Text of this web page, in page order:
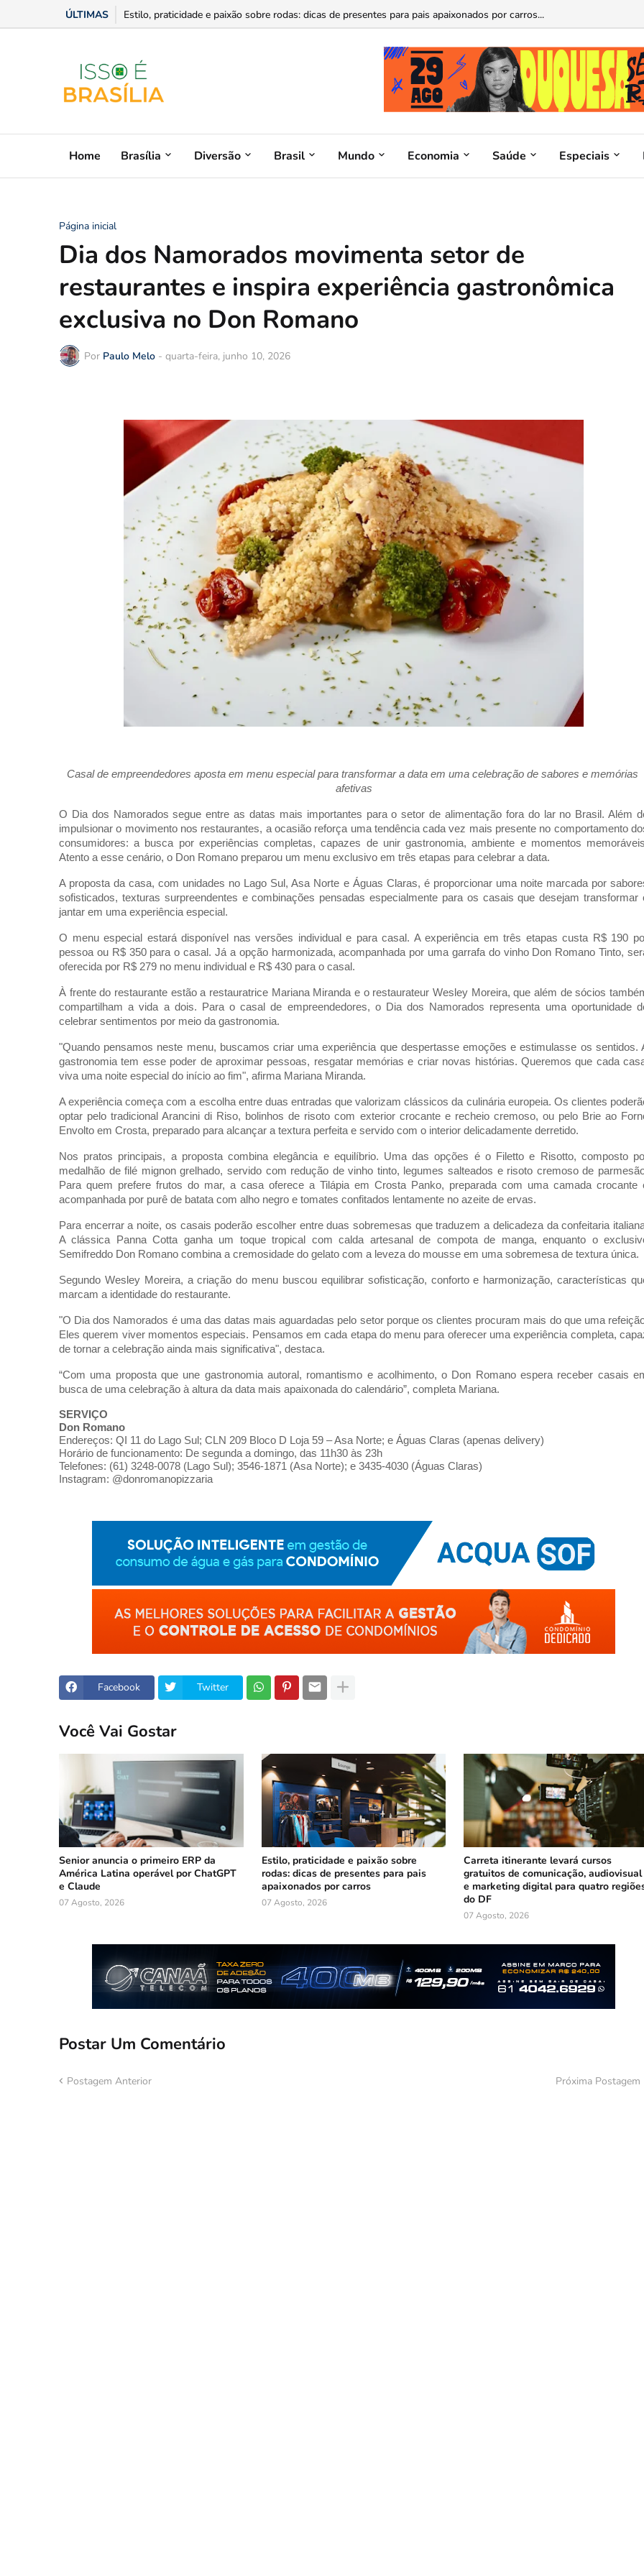
ÚLTIMAS Estilo, praticidade e paixão sobre rodas: dicas de presentes para pais apaixonados por carros...
Carreta itinerante levará cursos gratuitos de comunicação, audiovisual e marketing digital para quatro regiões do
Home Brasília Diversão Brasil Mundo Economia Saúde Especiais
Página inicial
Dia dos Namorados movimenta setor de
restaurantes e inspira experiência gastronômica
exclusiva no Don Romano
Por Paulo Melo - quarta-feira, junho 10, 2026
Casal de empreendedores aposta em menu especial para transformar a data em uma celebração de sabores e memórias
afetivas
O Dia dos Namorados segue entre as datas mais importantes para o setor de alimentação fora do lar no Brasil. Além
impulsionar o movimento nos restaurantes, a ocasião reforça uma tendência cada vez mais presente no comportamento
consumidores: a busca por experiências completas, capazes de unir gastronomia, ambiente e momentos
Atento a esse cenário, o Don Romano preparou um menu exclusivo em três etapas para celebrar a data.
A proposta da casa, com unidades no Lago Sul, Asa Norte e Águas Claras, é proporcionar uma noite marcada por
sofisticados, texturas surpreendentes e combinações pensadas especialmente para os casais que desejam transformar
jantar em uma experiência especial.
O menu especial estará disponível nas versões individual e para casal. A experiência em três etapas custa R$ 190
pessoa ou R$ 350 para o casal. Já a opção harmonizada, acompanhada por uma garrafa do vinho Don Romano Tinto,
oferecida por R$ 279 no menu individual e R$ 430 para o casal.
À frente do restaurante estão a restauratrice Mariana Miranda e o restaurateur Wesley Moreira, que além de sócios
compartilham a vida a dois. Para o casal de empreendedores, o Dia dos Namorados representa uma oportunidade
celebrar sentimentos por meio da gastronomia.
"Quando pensamos neste menu, buscamos criar uma experiência que despertasse emoções e estimulasse os sentidos.
gastronomia tem esse poder de aproximar pessoas, resgatar memórias e criar novas histórias. Queremos que cada
viva uma noite especial do início ao fim", afirma Mariana Miranda.
A experiência começa com a escolha entre duas entradas que valorizam clássicos da culinária europeia. Os clientes
optar pelo tradicional Arancini di Riso, bolinhos de risoto com exterior crocante e recheio cremoso, ou pelo Brie ao
Envolto em Crosta, preparado para alcançar a textura perfeita e servido com o interior delicadamente derretido.
Nos pratos principais, a proposta combina elegância e equilíbrio. Uma das opções é o Filetto e Risotto, composto
medalhão de filé mignon grelhado, servido com redução de vinho tinto, legumes salteados e risoto cremoso de
Para quem prefere frutos do mar, a casa oferece a Tilápia em Crosta Panko, preparada com uma camada crocante
acompanhada por purê de batata com alho negro e tomates confitados lentamente no azeite de ervas.
Para encerrar a noite, os casais poderão escolher entre duas sobremesas que traduzem a delicadeza da confeitaria
A clássica Panna Cotta ganha um toque tropical com calda artesanal de compota de manga, enquanto o
Semifreddo Don Romano combina a cremosidade do gelato com a leveza do mousse em uma sobremesa de textura única.
Segundo Wesley Moreira, a criação do menu buscou equilibrar sofisticação, conforto e harmonização, características
marcam a identidade do restaurante.
"O Dia dos Namorados é uma das datas mais aguardadas pelo setor porque os clientes procuram mais do que uma
Eles querem viver momentos especiais. Pensamos em cada etapa do menu para oferecer uma experiência completa,
de tornar a celebração ainda mais significativa", destaca.
“Com uma proposta que une gastronomia autoral, romantismo e acolhimento, o Don Romano espera receber casais
busca de uma celebração à altura da data mais apaixonada do calendário”, completa Mariana.
SERVIÇO
Don Romano
Endereços: QI 11 do Lago Sul; CLN 209 Bloco D Loja 59 – Asa Norte; e Águas Claras (apenas delivery)
Horário de funcionamento: De segunda a domingo, das 11h30 às 23h
Telefones: (61) 3248-0078 (Lago Sul); 3546-1871 (Asa Norte); e 3435-4030 (Águas Claras)
Instagram: @donromanopizzaria
Facebook Twitter
Você Vai Gostar
Senior anuncia o primeiro ERP da
América Latina operável por ChatGPT
e Claude
07 Agosto, 2026
Estilo, praticidade e paixão sobre
rodas: dicas de presentes para pais
apaixonados por carros
07 Agosto, 2026
Carreta itinerante levará cursos
gratuitos de comunicação, audiovisual
e marketing digital para quatro
do DF
07 Agosto, 2026
Postar Um Comentário
Postagem Anterior Próxima Postagem